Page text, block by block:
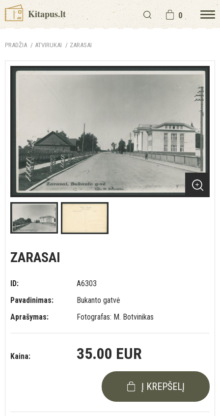
Kitapus.lt 0
PRADŽIA ATVIRUKAI ZARASAI
ZARASAI
ID:
A6303
Pavadinimas:
Bukanto gatvė
Aprašymas:
Fotografas: M. Botvinikas
Kaina: 35.00 EUR
Į KREPŠELĮ